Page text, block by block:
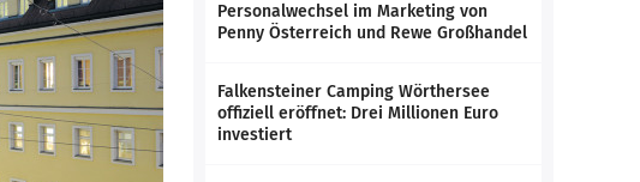
Personalwechsel im Marketing von
Penny Österreich und Rewe Großhandel
Falkensteiner Camping Wörthersee
offiziell eröffnet: Drei Millionen Euro
investiert